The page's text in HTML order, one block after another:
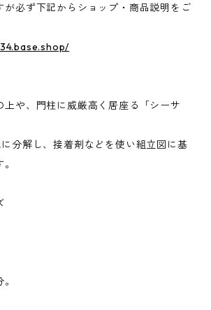
が必ず下記からショップ・商品説明をご
上や、門柱に威厳高く居座る「シーサ
分解し、接着剤などを使い組立図に基